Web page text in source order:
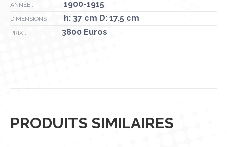
ANNÉE : 1900-1915
DIMENSIONS : h: 37 cm D: 17.5 cm
PRIX : 3800 Euros
PRODUITS SIMILAIRES